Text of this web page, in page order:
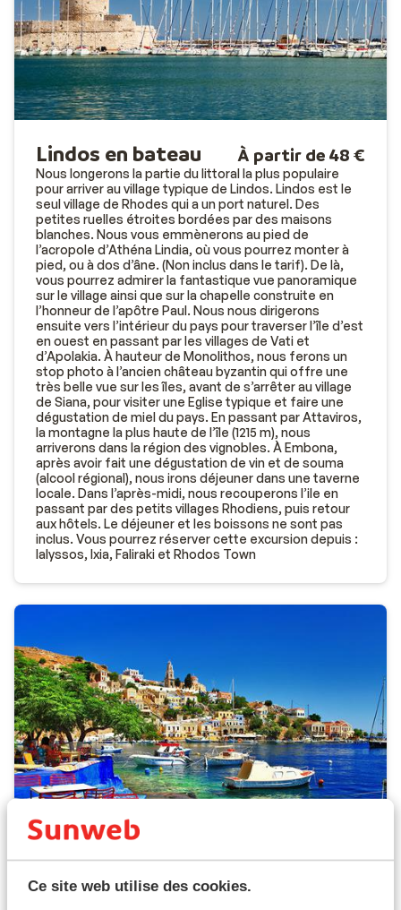
Ce site web utilise des cookies.
Lindos en bateau À partir de 48 €
Nous longerons la partie du littoral la plus populaire
pour arriver au village typique de Lindos. Lindos est le
seul village de Rhodes qui a un port naturel. Des
petites ruelles étroites bordées par des maisons
blanches. Nous vous emmènerons au pied de
l’acropole d’Athéna Lindia, où vous pourrez monter à
pied, ou à dos d’âne. (Non inclus dans le tarif). De là,
vous pourrez admirer la fantastique vue panoramique
sur le village ainsi que sur la chapelle construite en
l’honneur de l’apôtre Paul. Nous nous dirigerons
ensuite vers l’intérieur du pays pour traverser l’île d’est
en ouest en passant par les villages de Vati et
d’Apolakia. À hauteur de Monolithos, nous ferons un
stop photo à l’ancien château byzantin qui offre une
très belle vue sur les îles, avant de s’arrêter au village
de Siana, pour visiter une Eglise typique et faire une
dégustation de miel du pays. En passant par Attaviros,
la montagne la plus haute de l’île (1215 m), nous
arriverons dans la région des vignobles. À Embona,
après avoir fait une dégustation de vin et de souma
(alcool régional), nous irons déjeuner dans une taverne
locale. Dans l’après-midi, nous recouperons l’ile en
passant par des petits villages Rhodiens, puis retour
aux hôtels. Le déjeuner et les boissons ne sont pas
inclus. Vous pourrez réserver cette excursion depuis :
Ialyssos, Ixia, Faliraki et Rhodos Town
Symi À partir de 47 €